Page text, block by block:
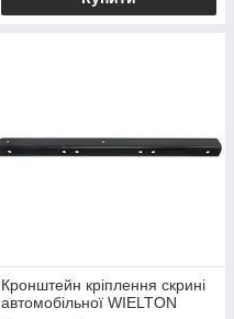
Кронштейн кріплення скрині
автомобільної WIELTON